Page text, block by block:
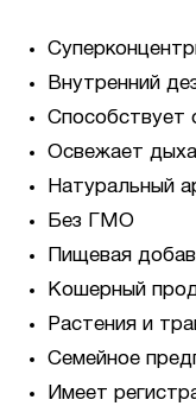
Внутренний
Способствует
Освежает
Натуральный
Без ГМО
Пищевая
Кошерный
Растения и
Семейное
Имеет